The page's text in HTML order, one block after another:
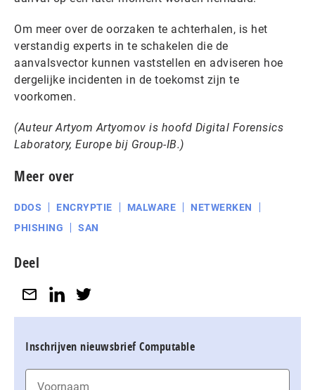
Om meer over de oorzaken te achterhalen, is het
verstandig experts in te schakelen die de
aanvalsvector kunnen vaststellen en adviseren hoe
dergelijke incidenten in de toekomst zijn te
voorkomen.
(AuteurArtyom Artyomov is hoofd Digital Forensics
Laboratory, Europe bij Group-IB.)
Meer over
DDOS ENCRYPTIE MALWARE
NETWERKEN
PHISHING
SAN
Deel
Inschrijven nieuwsbrief Computable